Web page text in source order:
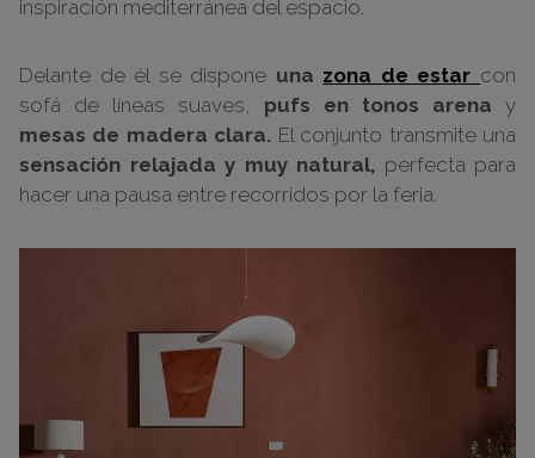
inspiración mediterránea del espacio.
Delante de él se dispone una zona de estar con
sofá de líneas suaves, pufs en tonos arena y
mesas de madera clara. El conjunto transmite una
sensación relajada y muy natural, perfecta para
hacer una pausa entre recorridos por la feria.